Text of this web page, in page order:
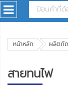
หน้าหลัก ผลิตภั
สายทนไฟ